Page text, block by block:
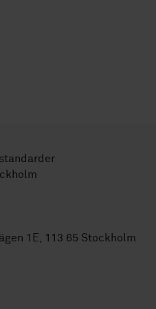
1E, 113 65 Stockholm